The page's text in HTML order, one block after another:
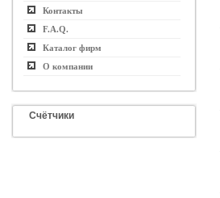
Контакты
F.A.Q.
Каталог фирм
О компании
Счётчики